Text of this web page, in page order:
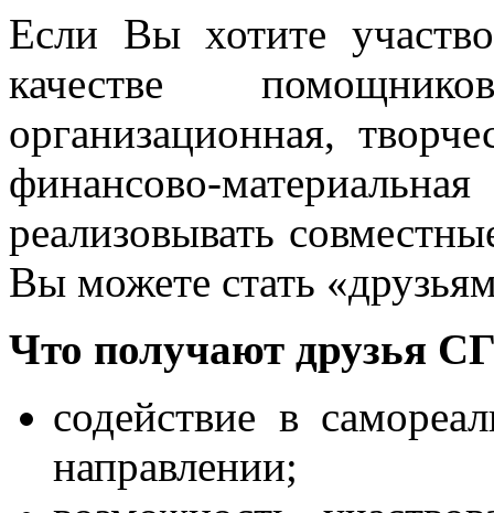
Если Вы хотите
качестве
организационная,
финансово-
реализовывать
Вы можете стать
Что получают друзья
содействие в
направлении;